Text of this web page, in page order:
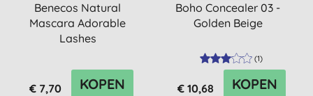
Benecos Natural
Mascara Adorable
Lashes
€ 7,70 KOPEN
Boho Concealer 03 -
Golden Beige
(1)
€ 10,68 KOPEN